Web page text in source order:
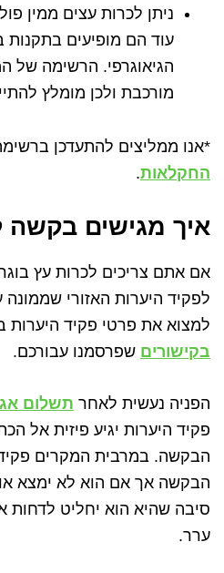
ניתן לכרות עצים ממין
עוד הם מופיעים
הגיאוגרפי. הרשימה של
מורכבת ולכן מומלץ
*אנו ממליצים להתעדכן
החקלאות.
איך מגישים בקשה
אם אתם צריכים לכרות עץ
לפקיד היערות האזורי
למצוא את פרטי פקיד
בקישורים שפרסמנו עבורכם.
הפניה נעשית לאחר תשלום
פקיד היערות יגיע פיזית אל
הבקשה. במרבית המקרים
הבקשה אך אם הוא לא ימצא
סיבה שהיא הוא יחליט לדחות
ערר.